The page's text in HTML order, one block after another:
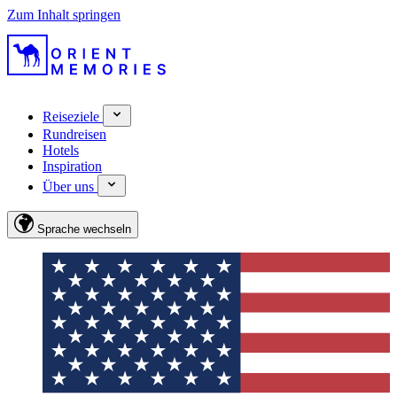
Zum Inhalt springen
Reiseziele
Rundreisen
Hotels
Inspiration
Über uns
Sprache wechseln